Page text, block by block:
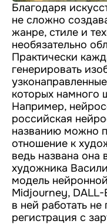
Благодаря
не сложно
жанре, стиле и
необязательно
Практически
генерировать
которых намного
Например,
российская
названию можно
отношение к
ведь названа она
художника
модель
Midjourney,
в ней работать не
регистрация с